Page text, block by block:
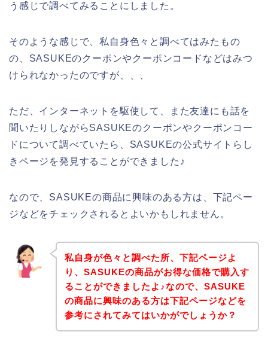
う感じで調べてみることにしました。
そのような感じで、私自身色々と調べてはみたもの
の、SASUKEのクーポンやクーポンコードなどはみつ
けられなかったのですが、、、
ただ、インターネットを駆使して、また友達にも話を
聞いたりしながらSASUKEのクーポンやクーポンコー
ドについて調べていたら、SASUKEの公式サイトらし
きページを発見することができました♪
なので、SASUKEの商品に興味のある方は、下記ペー
ジなどをチェックされるとよいかもしれません。
私自身が色々と調べた所、下記ページよ
り、SASUKEの商品がお得な価格で購入す
ることができましたよ♪なので、SASUKE
の商品に興味のある方は下記ページなどを
参考にされてみてはいかがでしょうか？